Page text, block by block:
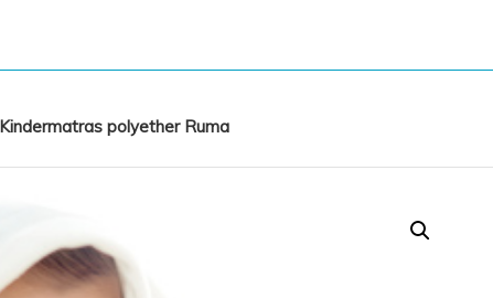
Kindermatras polyether Ruma